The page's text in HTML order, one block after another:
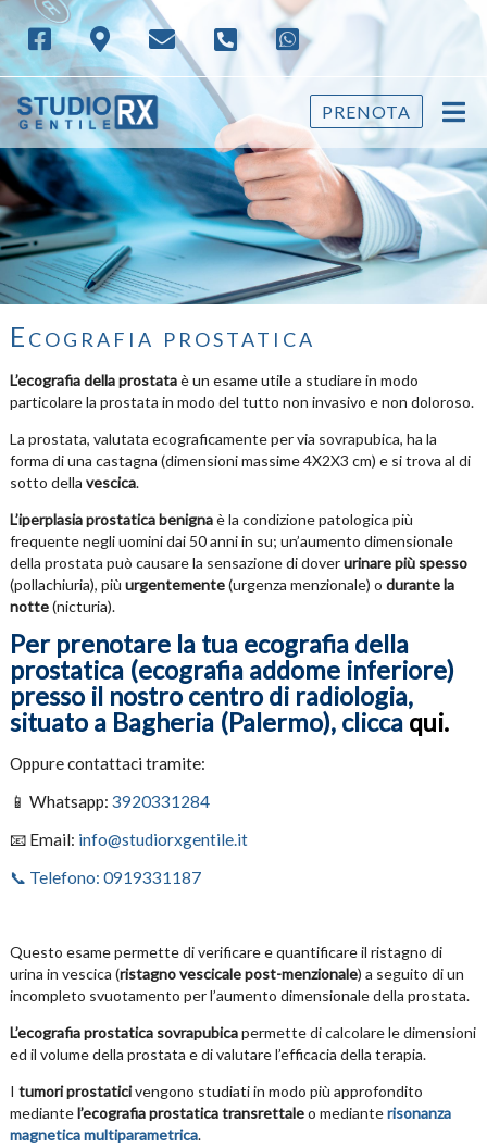
PRENOTA
Ecografia prostatica
L’ecografia della prostataè un esame utile a studiare in modo
particolare la prostata in modo del tutto non invasivo e non doloroso.
La prostata, valutata ecograficamente per via sovrapubica, ha la
forma di una castagna (dimensioni massime 4X2X3 cm) e si trova al di
sotto della vescica.
L’iperplasia prostatica benignaè la condizione patologica più
frequente negli uomini dai 50 anni in su; un’aumento dimensionale
della prostata può causare la sensazione di doverurinare più spesso
(pollachiuria), più urgentemente(urgenza menzionale) o durante la
notte(nicturia).
Per prenotare la tua ecografia della
prostatica (ecografia addome inferiore)
presso il nostro centro di radiologia,
situato a Bagheria (Palermo), clicca qui.
Oppure contattaci tramite:
📱 Whatsapp: 3920331284
📧 Email: info@studiorxgentile.it
📞 Telefono: 0919331187
Questo esame permette di verificare e quantificare il ristagno di
urina in vescica (ristagno vescicale post-menzionale) a seguito di un
incompleto svuotamento per l’aumento dimensionale della prostata.
L’ecografia prostatica sovrapubicapermette di calcolare le dimensioni
ed il volume della prostata e di valutare l’efficacia della terapia.
I tumori prostaticivengono studiati in modo più approfondito
mediantel’ecografia prostatica transrettaleo medianterisonanza
magnetica multiparametrica.